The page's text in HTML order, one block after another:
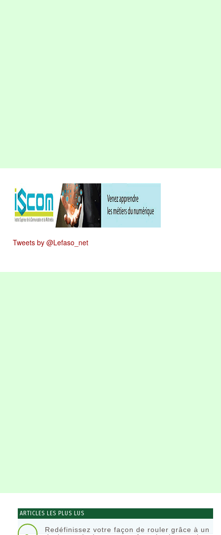
Tweets by @Lefaso_net
ARTICLES LES PLUS LUS
Redéfinissez votre façon de rouler grâce à un